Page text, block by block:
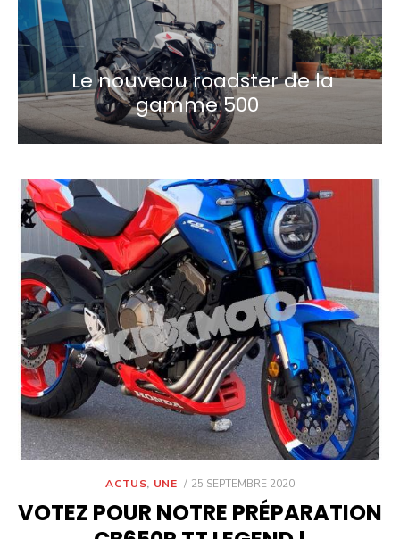
Le nouveau roadster de la
gamme 500
ACTUS, UNE
POSTED
25 SEPTEMBRE 2020
VOTEZ POUR NOTRE PRÉPARATION